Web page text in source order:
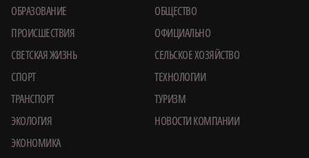
ОБРАЗОВАНИЕ
ОБЩЕСТВО
ПРОИСШЕСТВИЯ
ОФИЦИАЛЬНО
СВЕТСКАЯ ЖИЗНЬ
СЕЛЬСКОЕ ХОЗЯЙСТВО
СПОРТ
ТЕХНОЛОГИИ
ТРАНСПОРТ
ТУРИЗМ
ЭКОЛОГИЯ
НОВОСТИ КОМПАНИИ
ЭКОНОМИКА